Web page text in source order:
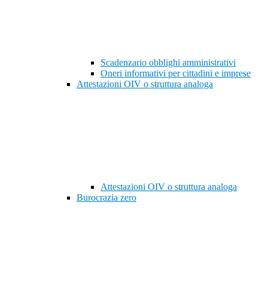
Scadenzario obblighi amministrativi
Oneri informativi per cittadini e imprese
Attestazioni OIV o struttura analoga
Attestazioni OIV o struttura analoga
Burocrazia zero